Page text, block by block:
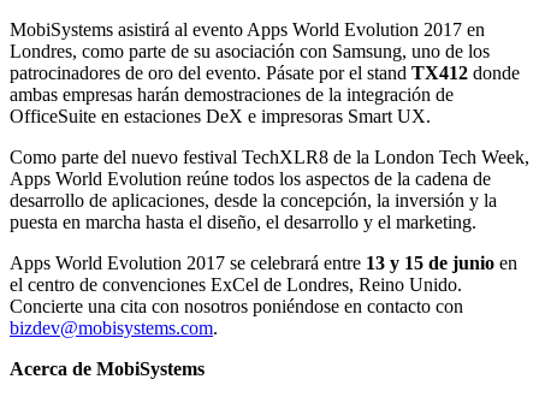
MobiSystems asistirá al evento Apps World Evolution 2017 en
Londres, como parte de su asociación con Samsung, uno de los
patrocinadores de oro del evento. Pásate por el stand TX412 donde
ambas empresas harán demostraciones de la integración de
OfficeSuite en estaciones DeX e impresoras Smart UX.
Como parte del nuevo festival TechXLR8 de la London Tech Week,
Apps World Evolution reúne todos los aspectos de la cadena de
desarrollo de aplicaciones, desde la concepción, la inversión y la
puesta en marcha hasta el diseño, el desarrollo y el marketing.
Apps World Evolution 2017 se celebrará entre 13 y 15 de junio en
el centro de convenciones ExCel de Londres, Reino Unido.
Concierte una cita con nosotros poniéndose en contacto con
bizdev@mobisystems.com.
Acerca de MobiSystems